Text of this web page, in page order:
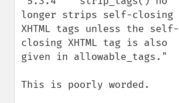
longer strips self-closing
XHTML tags unless the self-
closing XHTML tag is also
given in allowable_tags."
This is poorly worded.